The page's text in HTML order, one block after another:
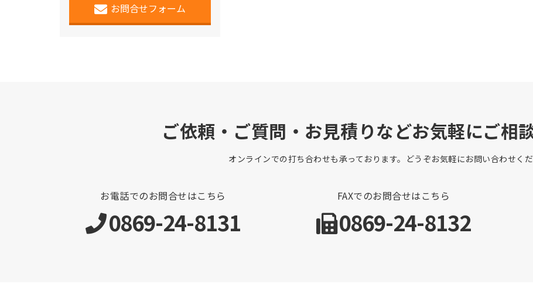
お問合せフォーム
ご依頼・ご質問・お見積りなどお気軽にご相
オンラインでの打ち合わせも承っております。どうぞお気軽にお問い合わせくだ
お電話でのお問合せはこちら
0869-24-8131
FAXでのお問合せはこちら
0869-24-8132